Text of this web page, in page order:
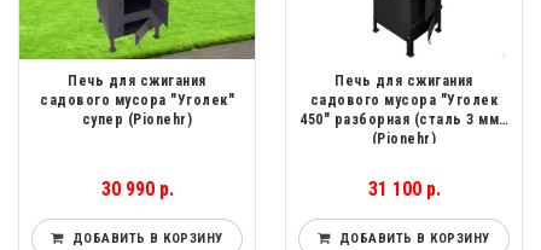
Печь для сжигания
садового мусора "Уголек"
супер (Pionehr)
30 990 р.
ДОБАВИТЬ В КОРЗИНУ
Печь для сжигания
садового мусора "Уголек
450" разборная (сталь 3 мм).
(Pionehr)
31 100 р.
ДОБАВИТЬ В КОРЗИНУ